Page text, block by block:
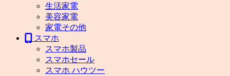
生活家電
美容家電
家電その他
スマホ
スマホ製品
スマホセール
スマホ ハウツー